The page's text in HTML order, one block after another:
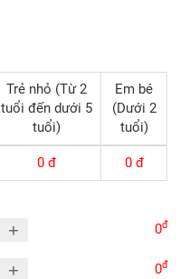
Trẻ nhỏ (Từ 2
tuổi đến dưới 5
tuổi)
Em bé
(Dưới 2
tuổi)
0đ 0đ
+ 0đ
+ 0đ